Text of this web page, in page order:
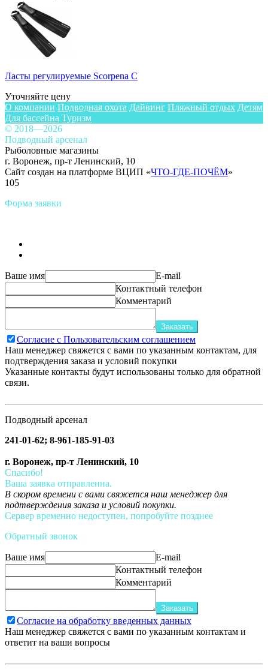
Ласты регулируемые Scorpena C
Уточняйте цену
О компании Подводная охота Дайвинг Пляжный отдых Детям
Для бассейна Туризм
© 2018—2026
Подводный арсенал
Рыболовные магазины
г. Воронеж, пр-т Ленинский, 10
Сайт создан на платформе ВЦИП «ЧТО-ГДЕ-ПОЧЁМ»
105
Форма заявки
Ваше имя
E-mail
Контактный телефон
Комментарий
Заказать
Согласие с Пользовательским соглашением
Наш менеджер свяжется с вами по указанным контактам, для
подтверждения заказа и условий покупки
Указанные контакты будут использованы только для обратной
связи.
Подводный арсенал
241-01-62; 8-961-185-91-03
г. Воронеж, пр-т Ленинский, 10
Спасибо!
Ваша заявка отправленна.
В скором времени с вами свяжется наш менеджер для
подтверждения заказа и условий покупки.
Сервер временно недоступен, попробуйте позднее
Обратный звонок
Ваше имя
E-mail
Контактный телефон
Комментарий
Заказать
Согласие на обработку введенных данных
Наш менеджер свяжется с вами по указанным контактам и
ответит на ваши вопросы